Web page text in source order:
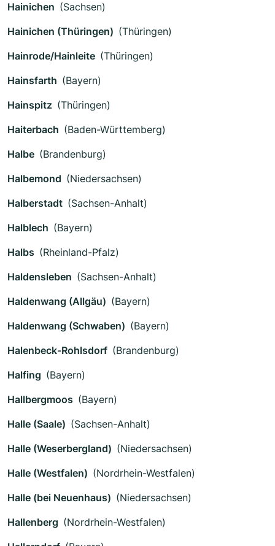
Hainichen (Sachsen)
Hainichen (Thüringen) (Thüringen)
Hainrode/Hainleite (Thüringen)
Hainsfarth (Bayern)
Hainspitz (Thüringen)
Haiterbach (Baden-Württemberg)
Halbe (Brandenburg)
Halbemond (Niedersachsen)
Halberstadt (Sachsen-Anhalt)
Halblech (Bayern)
Halbs (Rheinland-Pfalz)
Haldensleben (Sachsen-Anhalt)
Haldenwang (Allgäu) (Bayern)
Haldenwang (Schwaben) (Bayern)
Halenbeck-Rohlsdorf (Brandenburg)
Halfing (Bayern)
Hallbergmoos (Bayern)
Halle (Saale) (Sachsen-Anhalt)
Halle (Weserbergland) (Niedersachsen)
Halle (Westfalen) (Nordrhein-Westfalen)
Halle (bei Neuenhaus) (Niedersachsen)
Hallenberg (Nordrhein-Westfalen)